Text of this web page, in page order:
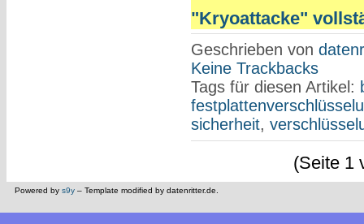
"Kryoattacke"
Geschrieben von
Keine Trackbacks
Tags für diesen Artikel:
sicherheit,
(Seite 1
Powered by s9y – Template modified by datenritter.de.